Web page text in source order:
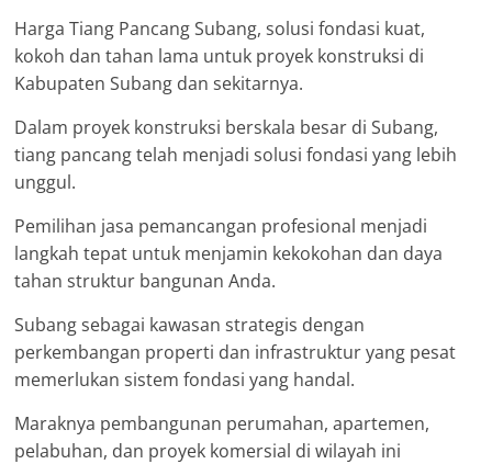
Harga Tiang Pancang Subang, solusi fondasi kuat,
kokoh dan tahan lama untuk proyek konstruksi di
Kabupaten Subang dan sekitarnya.
Dalam proyek konstruksi berskala besar di Subang,
tiang pancang telah menjadi solusi fondasi yang lebih
unggul.
Pemilihan jasa pemancangan profesional menjadi
langkah tepat untuk menjamin kekokohan dan daya
tahan struktur bangunan Anda.
Subang sebagai kawasan strategis dengan
perkembangan properti dan infrastruktur yang pesat
memerlukan sistem fondasi yang handal.
Maraknya pembangunan perumahan, apartemen,
pelabuhan, dan proyek komersial di wilayah ini